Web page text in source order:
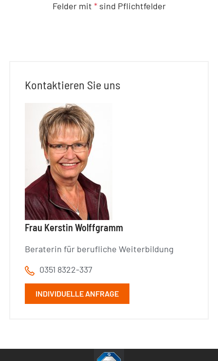
Felder mit *sind Pflichtfelder
Kontaktieren Sie uns
Frau Kerstin Wolffgramm
Beraterin für berufliche Weiterbildung
0351 8322-337
INDIVIDUELLE ANFRAGE